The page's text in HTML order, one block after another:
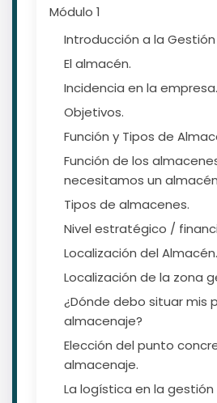
Módulo 1
Introducción a la
El almacén.
Incidencia en la empresa.
Objetivos.
Función y Tipos de
Función de los
necesitamos un
Tipos de almacenes.
Nivel estratégico /
Localización del Almacén.
Localización de la zona
¿Dónde debo situar mis
almacenaje?
Elección del punto
almacenaje.
La logística en la